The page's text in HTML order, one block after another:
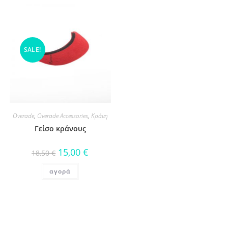
SALE!
Overade, Overade Accessories, Κράνη
Γείσο κράνους
18,50€ 15,00€
αγορά